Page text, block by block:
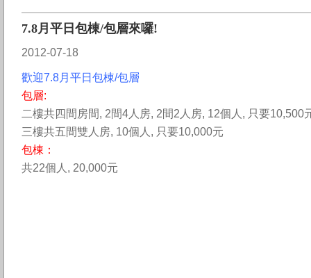
7.8月平日包棟/包層來囉!
2012-07-18
歡迎7.8月平日包棟/包層
包層:
二樓共四間房間, 2間4人房, 2間2人房, 12個人, 只要10,500
三樓共五間雙人房, 10個人, 只要10,000元
包棟：
共22個人, 20,000元